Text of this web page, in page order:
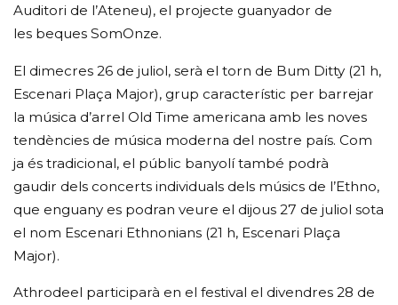
Auditori de l’Ateneu), el projecte guanyador de
les beques SomOnze.
El dimecres 26 de juliol, serà el torn de Bum Ditty (21 h,
Escenari Plaça Major), grup característic per barrejar
la música d’arrel Old Time americana amb les noves
tendències de música moderna del nostre país. Com
ja és tradicional, el públic banyolí també podrà
gaudir dels concerts individuals dels músics de l’Ethno,
que enguany es podran veure el dijous 27 de juliol sota
el nom Escenari Ethnonians (21 h, Escenari Plaça
Major).
Athrodeel participarà en el festival el divendres 28 de